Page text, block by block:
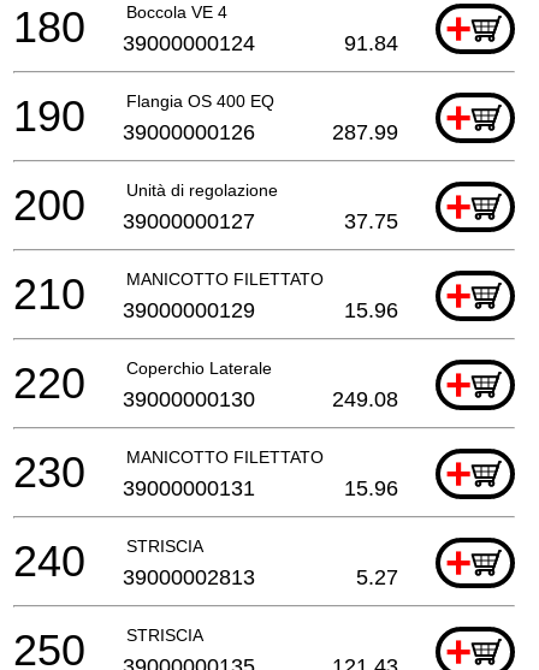
Boccola VE 4 +
180 39000000124 91.84
Flangia OS 400 EQ +
190 39000000126 287.99
Unità di regolazione +
200 39000000127 37.75
MANICOTTO FILETTATO +
210 39000000129 15.96
Coperchio Laterale +
220 39000000130 249.08
MANICOTTO FILETTATO +
230 39000000131 15.96
STRISCIA +
240 39000002813 5.27
STRISCIA +
250